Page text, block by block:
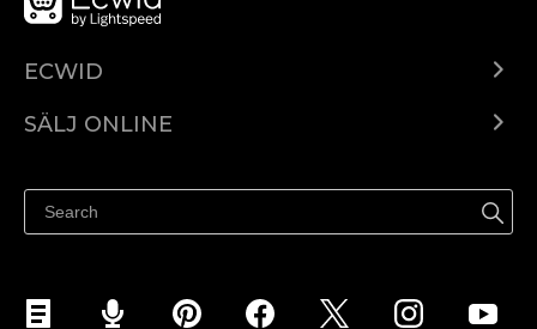
ECWID
Pris
SÄLJ ONLINE
Sälj på Facebook
Sälj på Instagram